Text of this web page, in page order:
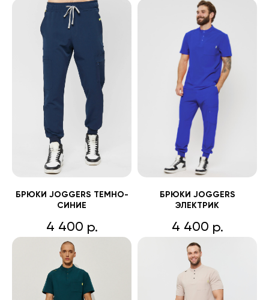
БРЮКИ JOGGERS ТЕМНО-
СИНИЕ
4 400 р.
БРЮКИ JOGGERS
ЭЛЕКТРИК
4 400 р.